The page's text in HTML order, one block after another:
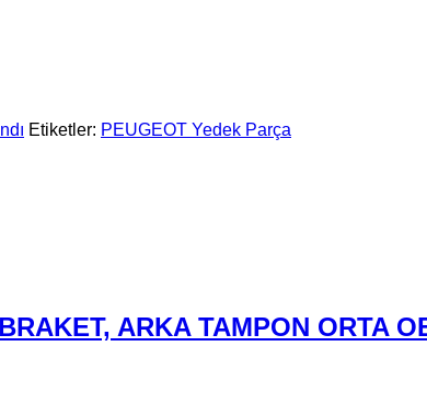
Etiketler: PEUGEOT Yedek Parça
ARKA TAMPON ORTA